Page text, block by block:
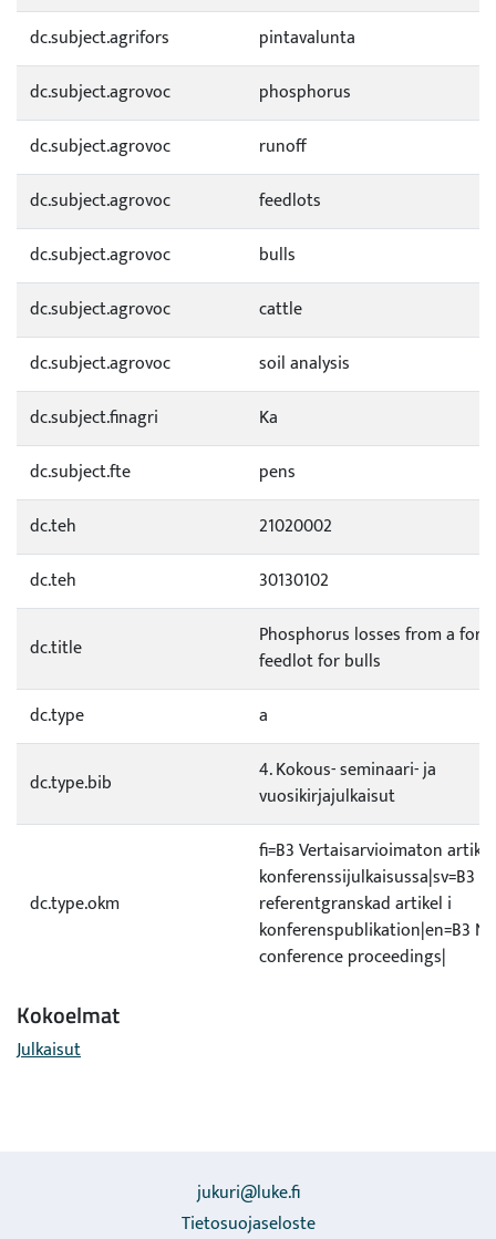
dc.subject.agrifors
pintavalunta
dc.subject.agrovoc
phosphorus
dc.subject.agrovoc
runoff
dc.subject.agrovoc
feedlots
dc.subject.agrovoc
bulls
dc.subject.agrovoc
cattle
dc.subject.agrovoc
soil analysis
dc.subject.finagri
Ka
dc.subject.fte
pens
dc.teh
21020002
dc.teh
30130102
dc.title
Phosphorus losses from a
feedlot for bulls
dc.type
a
dc.type.bib
4. Kokous- seminaari- ja
vuosikirjajulkaisut
dc.type.okm
fi=B3 Vertaisarvioimaton
konferenssijulkaisussa|sv=B3
referentgranskad artikel i
konferenspublikation|en=B3
conference proceedings|
Kokoelmat
Julkaisut
jukuri@luke.fi
Tietosuojaseloste